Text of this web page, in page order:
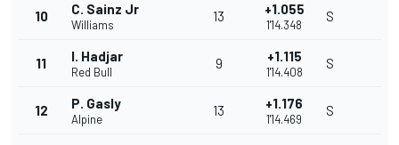
10 C. Sainz Jr
Williams
13 +1.055
1'14.348
S
11 I. Hadjar
Red Bull
9 +1.115
1'14.408
S
12 P. Gasly
Alpine
13 +1.176
1'14.469
S